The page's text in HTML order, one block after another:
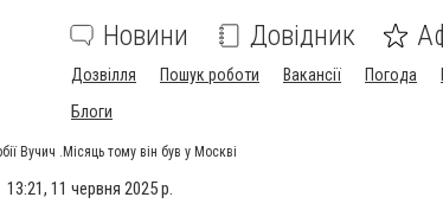
Новини Довідник
Дозвілля Пошук роботи Вакансії Погода
Блоги
Вучич .Місяць тому він був у Москві
13:21, 11 червня 2025 р.